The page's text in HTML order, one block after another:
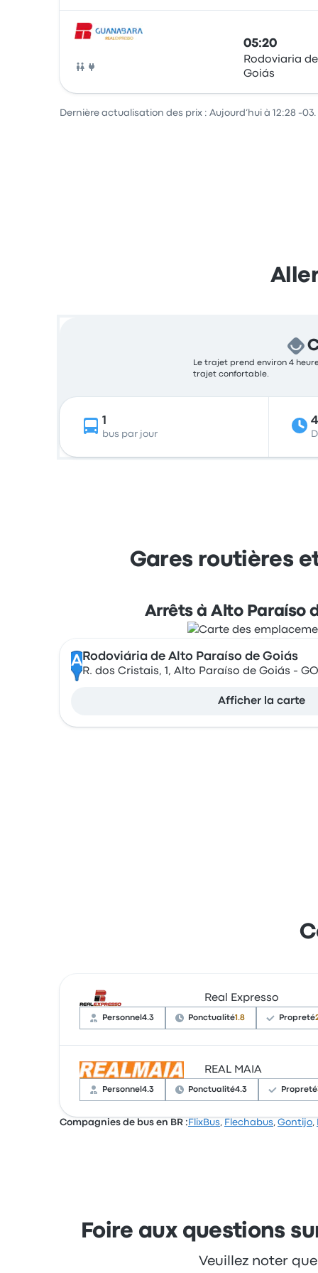
Bus
05:20
Rodoviaria
Goiás
Dernière actualisation des prix : Aujourd’hui à 12:28 -03.
Le trajet prend environ 4
trajet confortable.
1
bus par jour
Gares routières
Arrêts à Alto Paraíso
A Rodoviária de Alto Paraíso de Goiás
R. dos Cristais, 1, Alto Paraíso de Goiás -
Afficher la carte
Real Expresso
Personnel 4.3 Ponctualité1.8 Propreté
Selon 11 avis, Real Expresso a reçu une
se sont plaints concernant les prises
REAL MAIA
Personnel 4.3 Ponctualité4.3 Propreté
Compagnies de bus en BR : FlixBus, Flechabus, Gontijo,
Foire aux questions
Veuillez noter